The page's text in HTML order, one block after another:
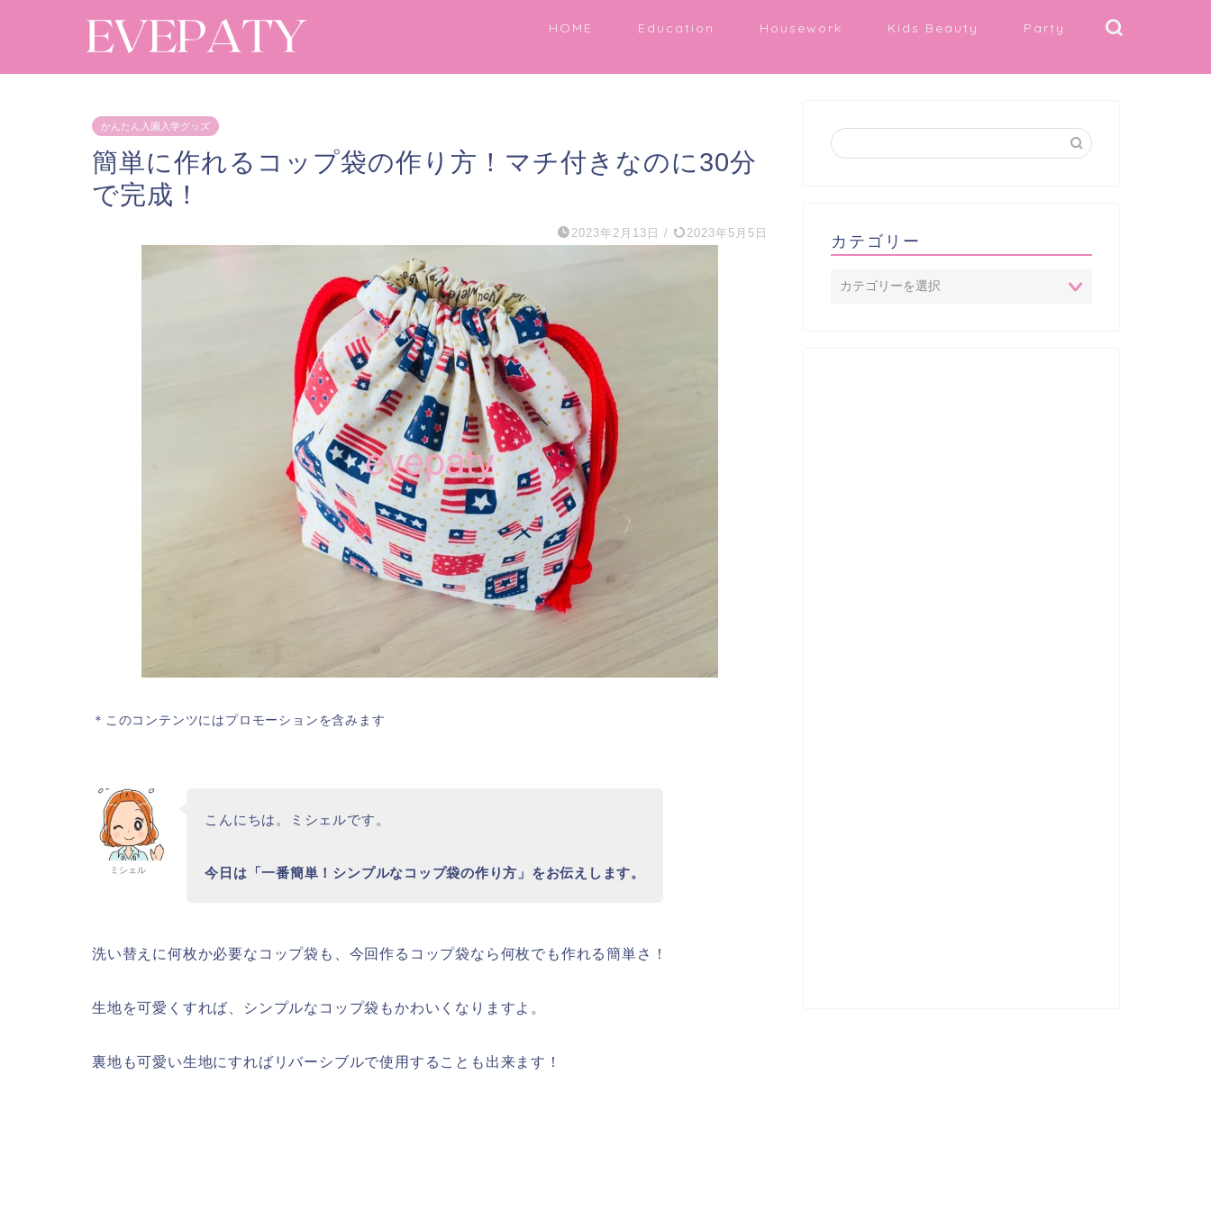
HOME Education Housework Kids Beauty Party
かんたん入園入学グッズ
簡単に作れるコップ袋の作り方！マチ付きなのに30分
で完成！
2023年2月13日 / 2023年5月5日
＊このコンテンツにはプロモーションを含みます
ミシェル
こんにちは。ミシェルです。
今日は「一番簡単！シンプルなコップ袋の作り方」をお伝えします。
洗い替えに何枚か必要なコップ袋も、今回作るコップ袋なら何枚でも作れる簡単さ！
生地を可愛くすれば、シンプルなコップ袋もかわいくなりますよ。
裏地も可愛い生地にすればリバーシブルで使用することも出来ます！
カテゴリー